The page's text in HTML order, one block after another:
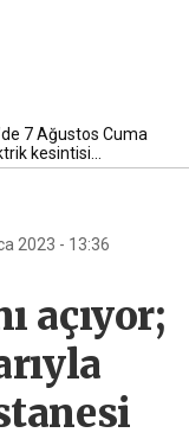
7 Ağustos Cuma
kesintisi...
2023 - 13:36
açıyor;